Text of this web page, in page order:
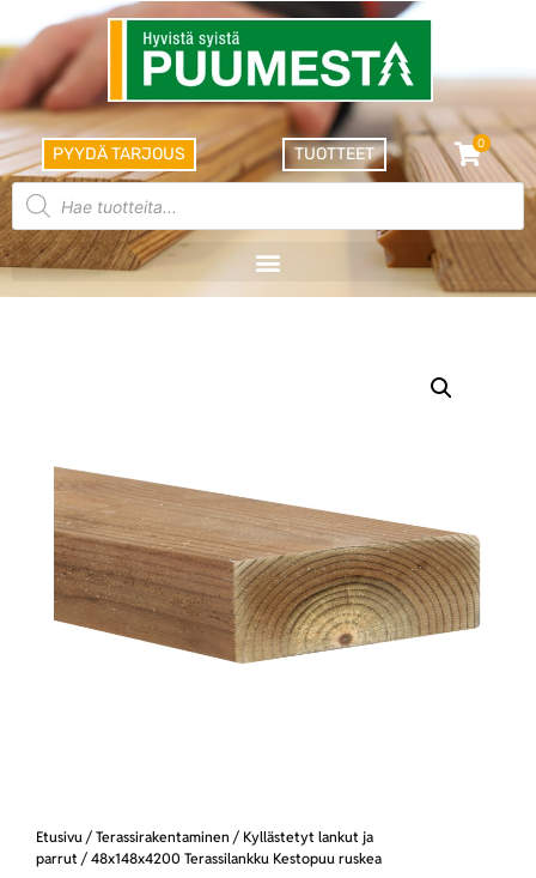
PYYDÄ TARJOUS TUOTTEET
0
Etusivu / Terassirakentaminen / Kyllästetyt lankut ja
parrut / 48x148x4200 Terassilankku Kestopuu ruskea